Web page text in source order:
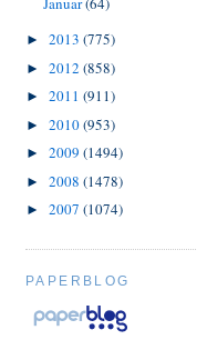
► 2013 (775)
► 2012 (858)
► 2011 (911)
► 2010(953)
► 2009 (1494)
► 2008 (1478)
► 2007 (1074)
PAPERBLOG